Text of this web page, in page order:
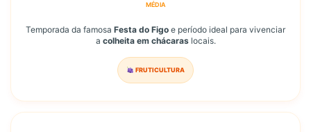
MÉDIA
Temporada da famosa Festa do Figo e período ideal para vivenciar
a colheita em chácaraslocais.
FRUTICULTURA